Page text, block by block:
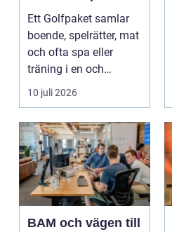
golfupplevelse
Ett Golfpaket samlar
boende, spelrätter, mat
och ofta spa eller
träning i en och
samma bokning. För ...
10 juli 2026
BAM och vägen till